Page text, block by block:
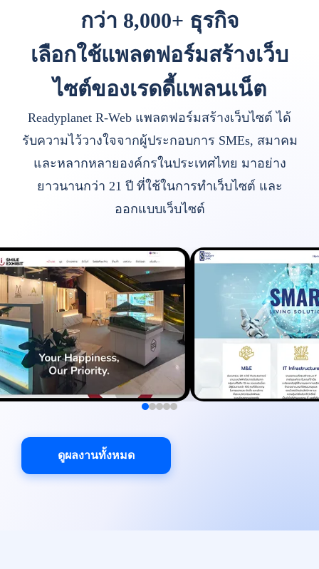
กว่า 8,000+ ธุรกิจ
เลือกใช้แพลตฟอร์มสร้างเว็บ
ไซต์ของเรดดี้แพลนเน็ต
Readyplanet R-Web แพลตฟอร์มสร้างเว็บไซต์ ได้
รับความไว้วางใจจากผู้ประกอบการ SMEs, สมาคม
และหลากหลายองค์กรในประเทศไทย มาอย่าง
ยาวนานกว่า 21 ปี ที่ใช้ในการทำเว็บไซต์ และ
ออกแบบเว็บไซต์
ดูผลงานทั้งหมด